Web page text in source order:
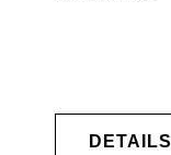
DETAILS